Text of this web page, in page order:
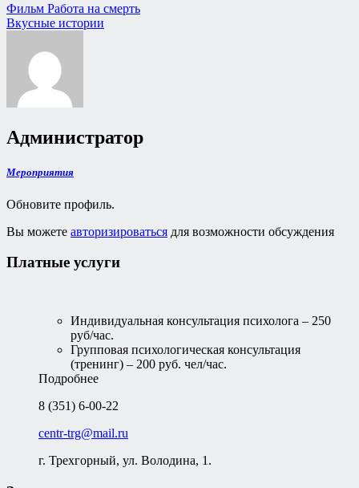
Навигация
по
записям
Фильм Работа на смерть
Вкусные истории
Администратор
Мероприятия
Обновите профиль.
Вы можете авторизироваться для возможности обсуждения
Платные услуги
Индивидуальная консультация психолога – 250
руб/час.
Групповая психологическая консультация
(тренинг) – 200 руб. чел/час.
Подробнее
8 (351) 6-00-22
centr-trg@mail.ru
г. Трехгорный, ул. Володина, 1.